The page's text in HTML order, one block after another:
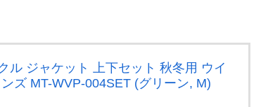
ル ジャケット 上下セット 秋冬用 ウイ
ズ MT-WVP-004SET (グリーン, M)